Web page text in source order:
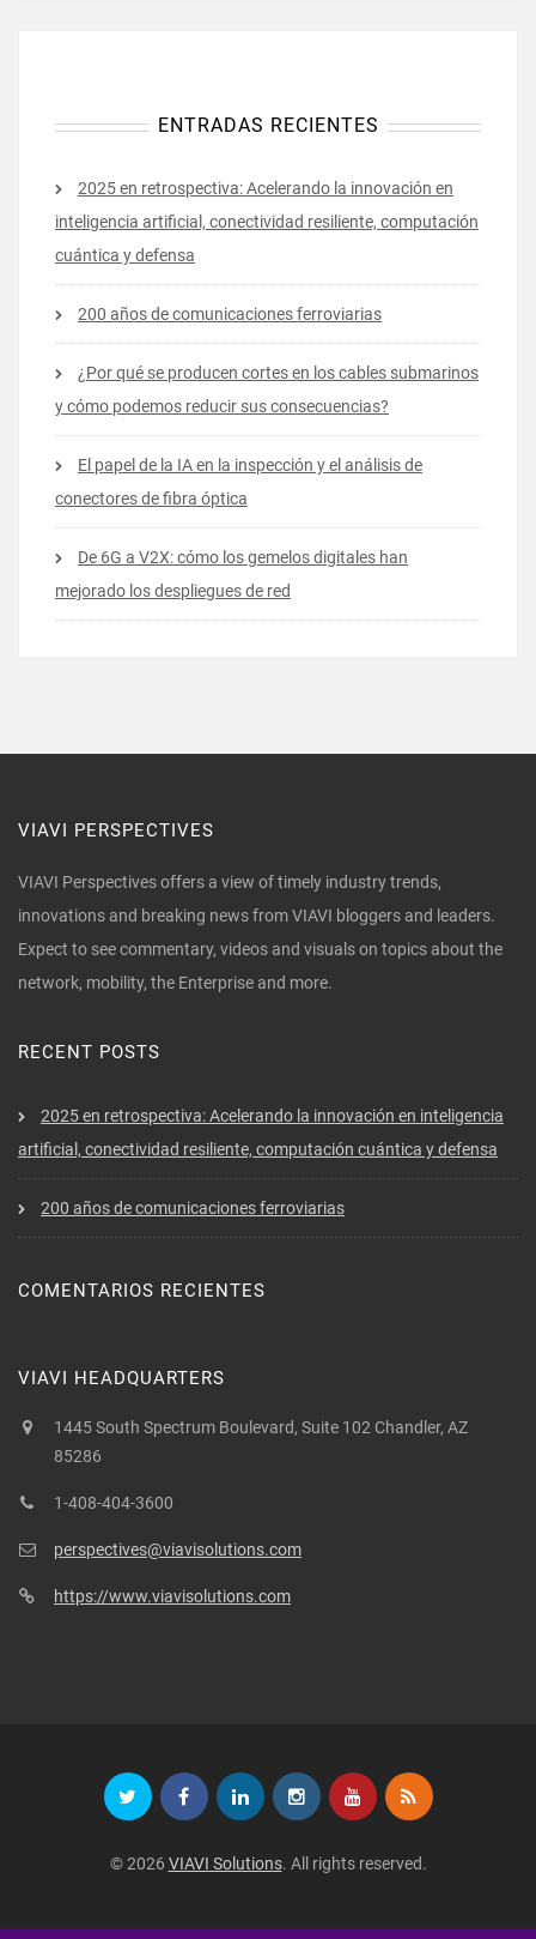
ENTRADAS RECIENTES
2025 en retrospectiva: Acelerando la innovación en
inteligencia artificial, conectividad resiliente, computación
cuántica y defensa
200 años de comunicaciones ferroviarias
¿Por qué se producen cortes en los cables submarinos
y cómo podemos reducir sus consecuencias?
El papel de la IA en la inspección y el análisis de
conectores de fibra óptica
De 6G a V2X: cómo los gemelos digitales han
mejorado los despliegues de red
VIAVI PERSPECTIVES
VIAVI Perspectives offers a view of timely industry trends,
innovations and breaking news from VIAVI bloggers and leaders.
Expect to see commentary, videos and visuals on topics about the
network, mobility, the Enterprise and more.
RECENT POSTS
2025 en retrospectiva: Acelerando la innovación en inteligencia
artificial, conectividad resiliente, computación cuántica y defensa
200 años de comunicaciones ferroviarias
COMENTARIOS RECIENTES
VIAVI HEADQUARTERS
1445 South Spectrum Boulevard, Suite 102 Chandler, AZ
85286
1-408-404-3600
perspectives@viavisolutions.com
https://www.viavisolutions.com
© 2026 VIAVI Solutions. All rights reserved.